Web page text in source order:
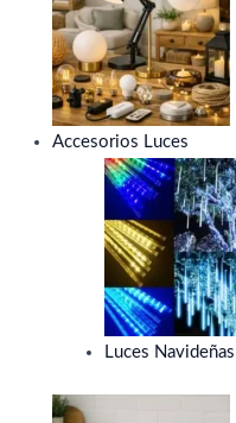
Accesorios Luces
Luces Navideñas